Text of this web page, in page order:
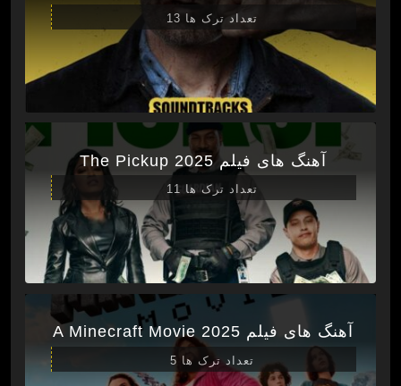
تعداد ترک ها 13
آهنگ های فیلم The Pickup 2025
تعداد ترک ها 11
آهنگ های فیلم A Minecraft Movie 2025
تعداد ترک ها 5